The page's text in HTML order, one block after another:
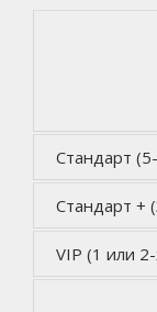
Стандарт
Стандарт +
VIP (1 или